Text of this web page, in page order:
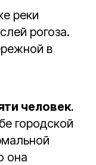
реки
рогоза.
в
человек.
городской
она